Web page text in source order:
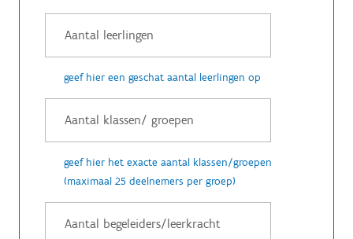
geef hier een geschat aantal leerlingen op
geef hier het exacte aantal klassen/groepen
(maximaal 25 deelnemers per groep)